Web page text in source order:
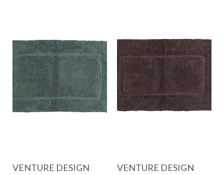
VENTURE DESIGN
VENTURE DESIGN